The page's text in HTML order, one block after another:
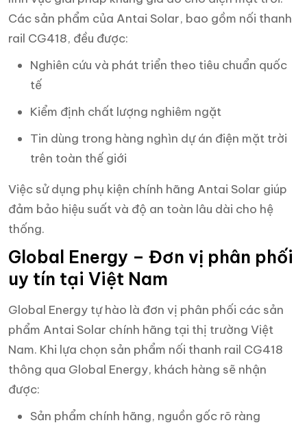
Các sản phẩm của Antai Solar, bao gồm nối thanh
rail CG418, đều được:
Nghiên cứu và phát triển theo tiêu chuẩn quốc
tế
Kiểm định chất lượng nghiêm ngặt
Tin dùng trong hàng nghìn dự án điện mặt trời
trên toàn thế giới
Việc sử dụng phụ kiện chính hãng Antai Solar giúp
đảm bảo hiệu suất và độ an toàn lâu dài cho hệ
thống.
Global Energy – Đơn vị phân phối
uy tín tại Việt Nam
Global Energy tự hào là đơn vị phân phối các sản
phẩm Antai Solar chính hãng tại thị trường Việt
Nam. Khi lựa chọn sản phẩm nối thanh rail CG418
thông qua Global Energy, khách hàng sẽ nhận
được:
Sản phẩm chính hãng, nguồn gốc rõ ràng